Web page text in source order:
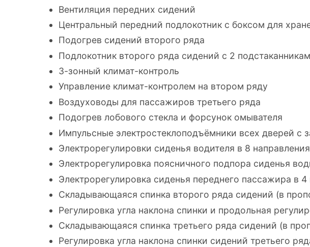
Вентиляция передних сидений
Центральный передний подлокотник с боксом для
Подогрев сидений второго ряда
Подлокотник второго ряда сидений с 2
3-зонный климат-контроль
Управление климат-контролем на втором ряду
Воздуховоды для пассажиров третьего ряда
Подогрев лобового стекла и форсунок омывателя
Импульсные электростеклоподъёмники всех дверей с
Электрорегулировки сиденья водителя в 8
Электрорегулировка поясничного подпора сиденья
Электрорегулировка сиденья переднего пассажира в 4
Складывающаяся спинка второго ряда сидений (в
Регулировка угла наклона спинки и продольная
Складывающаяся спинка третьего ряда сидений (в
Регулировка угла наклона спинки сидений третьего